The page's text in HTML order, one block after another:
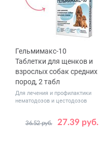
Гельмимакс-10
Таблетки для щенков и
взрослых собак средних
пород, 2 табл
Для лечения и профилактики
нематодозов и цестодозов
27.39 руб.
36.52 руб.